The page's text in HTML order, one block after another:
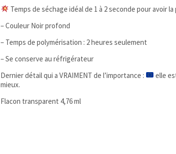
Temps de séchage idéal de 1 à 2 seconde pour
– Couleur Noir profond
– Temps de polymérisation : 2 heures seulement
– Se conserve au réfrigérateur
Dernier détail qui a VRAIMENT de l’importance :
elle
mieux.
Flacon transparent 4,76 ml